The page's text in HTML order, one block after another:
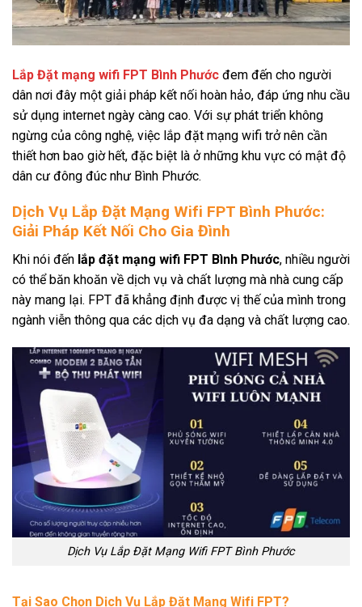
Lắp Đặt mạng wifi FPT Bình Phước đem đến cho người
dân nơi đây một giải pháp kết nối hoàn hảo, đáp ứng nhu cầu
sử dụng internet ngày càng cao. Với sự phát triển không
ngừng của công nghệ, việc lắp đặt mạng wifi trở nên cần
thiết hơn bao giờ hết, đặc biệt là ở những khu vực có mật độ
dân cư đông đúc như Bình Phước.
Dịch Vụ Lắp Đặt Mạng Wifi FPT Bình Phước:
Giải Pháp Kết Nối Cho Gia Đình
Khi nói đến lắp đặt mạng wifi FPT Bình Phước, nhiều người
có thể băn khoăn về dịch vụ và chất lượng mà nhà cung cấp
này mang lại. FPT đã khẳng định được vị thế của mình trong
ngành viễn thông qua các dịch vụ đa dạng và chất lượng cao.
Dịch Vụ Lắp Đặt Mạng Wifi FPT Bình Phước
Tại Sao Chọn Dịch Vụ Lắp Đặt Mạng Wifi FPT?